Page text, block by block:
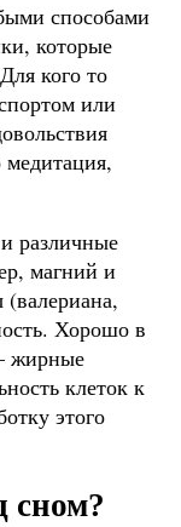
способами
которые
кого то
или
различные
магний и
Хорошо в
жирные
клеток к
этого
сном?